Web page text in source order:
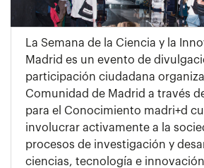
La Semana de la Ciencia y la
Madrid es un evento de
participación ciudadana
Comunidad de Madrid a través
para el Conocimiento madri+d
involucrar activamente a la
procesos de investigación y
ciencias, tecnología e